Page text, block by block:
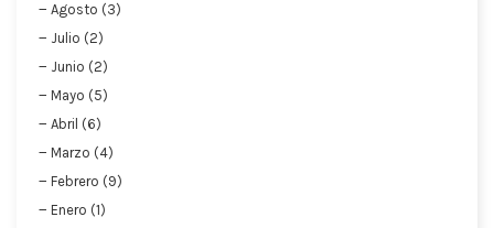
Agosto (3)
Julio (2)
Junio (2)
Mayo (5)
Abril (6)
Marzo (4)
Febrero (9)
Enero (1)